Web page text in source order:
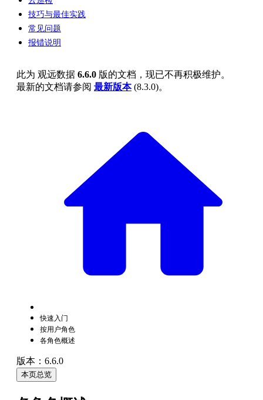
技巧与最佳实践
常见问题
报错说明
此为 观远数据 6.6.0 版的文档，现已不再积极维护。
最新的文档请参阅 最新版本(8.3.0)。
快速入门
按用户角色
各角色概述
版本：6.6.0
本页总览